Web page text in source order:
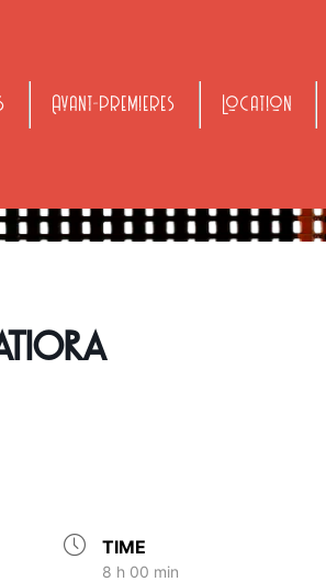
Avant-premieres Location
TIME
8 h 00 min